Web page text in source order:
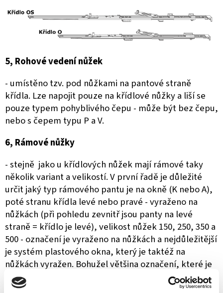
5, Rohové vedení nůžek
- umístěno tzv. pod nůžkami na pantové straně
křídla. Lze napojit pouze na křídlové nůžky a liší se
pouze typem pohyblivého čepu - může být bez čepu,
nebo s čepem typu P a V.
6, Rámové nůžky
- stejně jako u křídlových nůžek mají rámové taky
několik variant a velikostí. V první řadě je důležité
určit jaký typ rámového pantu je na okně (K nebo A),
poté stranu křídla levé nebo pravé - vyraženo na
nůžkách (při pohledu zevnitř jsou panty na levé
straně = křídlo je levé), velikost nůžek 150, 250, 350 a
500 - označení je vyraženo na nůžkách a nejdůležitější
je systém plastového okna, který je taktéž na
nůžkách vyražen. Bohužel většina označení, které je
vyraženo je ze strany, která přiléhá na křídlo tudíž
není moc vidět.